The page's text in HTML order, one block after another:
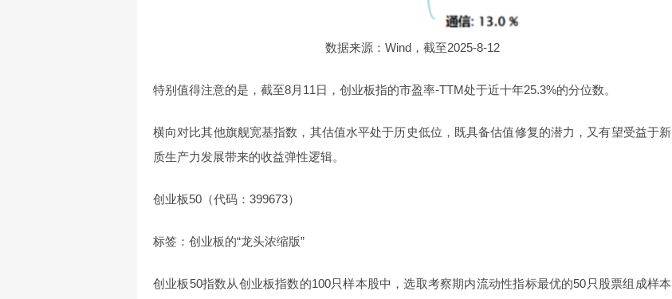
数据来源：Wind，截至2025-8-12
特别值得注意的是，截至8月11日，创业板指的市盈率-TTM处于近十年25.3%的分位数。
横向对比其他旗舰宽基指数，其估值水平处于历史低位，既具备估值修复的潜力，又有望受益于新
质生产力发展带来的收益弹性逻辑。
创业板50（代码：399673）
标签：创业板的“龙头浓缩版”
创业板50指数从创业板指数的100只样本股中，选取考察期内流动性指标最优的50只股票组成样本